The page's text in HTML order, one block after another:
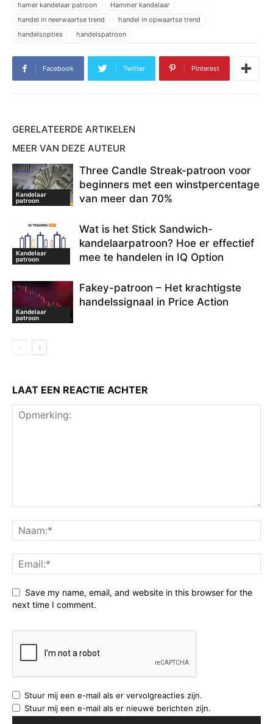
hamer kandelaar patroon
Hammer kandelaar
handel in neerwaartse trend
handel in opwaartse trend
handelsopties
handelspatroon
Hoe te handelen met een Hammer-kandelaar
IQ Option
IQ Option hamerkandelaar
IQ Option strategie
Open een HOGERE optie
opwaartse trend
Relative Strength Index
rsi rsi + hamer kandelaar
rsi index
rsi indicator
stijgende lijn
Wat is een Hammer-kandelaar
weerstand ondersteunen
Facebook Twitter Pinterest
GERELATEERDE ARTIKELEN
MEER VAN DEZE AUTEUR
Kandelaar
patroon
Three Candle Streak-patroon voor
beginners met een winstpercentage
van meer dan 70%
Kandelaar
patroon
Wat is het Stick Sandwich-
kandelaarpatroon? Hoe er effectief
mee te handelen in IQ Option
Kandelaar
patroon
Fakey-patroon – Het krachtigste
handelssignaal in Price Action
LAAT EEN REACTIE ACHTER
Save my name, email, and website in this browser for the
next time I comment.
Stuur mij een e-mail als er vervolgreacties zijn.
Stuur mij een e-mail als er nieuwe berichten zijn.